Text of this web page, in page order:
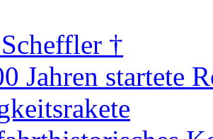
†
Jahren startete